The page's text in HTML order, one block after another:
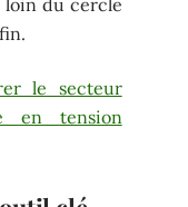
loin du cercle
le secteur
en tension